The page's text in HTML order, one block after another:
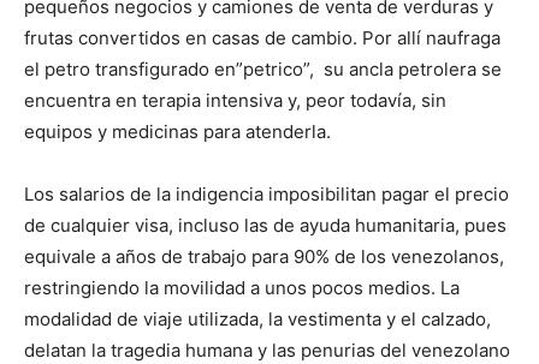
pequeños negocios y camiones de venta de verduras y
frutas convertidos en casas de cambio. Por allí naufraga
el petro transfigurado en”petrico”, su ancla petrolera se
encuentra en terapia intensiva y, peor todavía, sin
equipos y medicinas para atenderla.
Los salarios de la indigencia imposibilitan pagar el precio
de cualquier visa, incluso las de ayuda humanitaria, pues
equivale a años de trabajo para 90% de los venezolanos,
restringiendo la movilidad a unos pocos medios. La
modalidad de viaje utilizada, la vestimenta y el calzado,
delatan la tragedia humana y las penurias del venezolano